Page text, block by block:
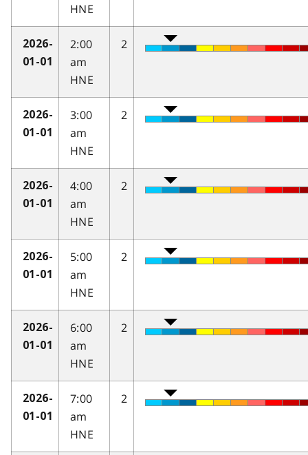
HNE
2026-
01-01
2:00
am
HNE
2
2026-
01-01
3:00
am
HNE
2
2026-
01-01
4:00
am
HNE
2
2026-
01-01
5:00
am
HNE
2
2026-
01-01
6:00
am
HNE
2
2026-
01-01
7:00
am
HNE
2